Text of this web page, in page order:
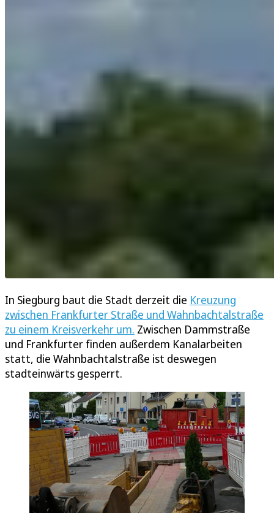
In Siegburg baut die Stadt derzeit die Kreuzung
zwischen Frankfurter Straße und Wahnbachtalstraße
zu einem Kreisverkehr um. Zwischen Dammstraße
und Frankfurter finden außerdem Kanalarbeiten
statt, die Wahnbachtalstraße ist deswegen
stadteinwärts gesperrt.